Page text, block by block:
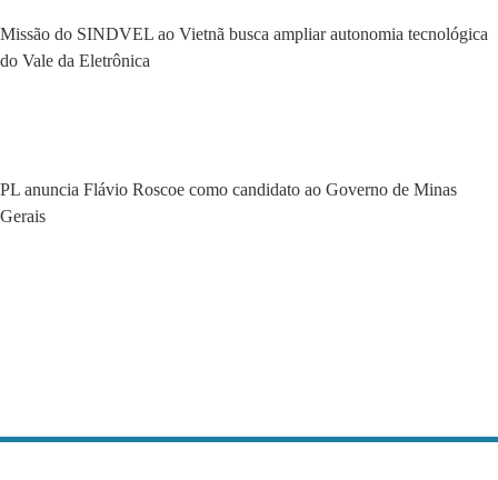
Missão do SINDVEL ao Vietnã busca ampliar autonomia tecnológica
do Vale da Eletrônica
PL anuncia Flávio Roscoe como candidato ao Governo de Minas
Gerais